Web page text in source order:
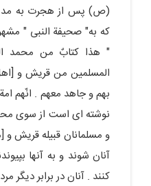
(ص) پس از هجرت به
که به" صحیفة النبی "
" هذا کتابٌ من محمد
المسلمین من قریش و
بهم و جاهد معهم . انّهم
نوشته ای است از سوی
و مسلمانان قبیله قریش و
آنان شوند و به آنها
کنند . آنان در برابر